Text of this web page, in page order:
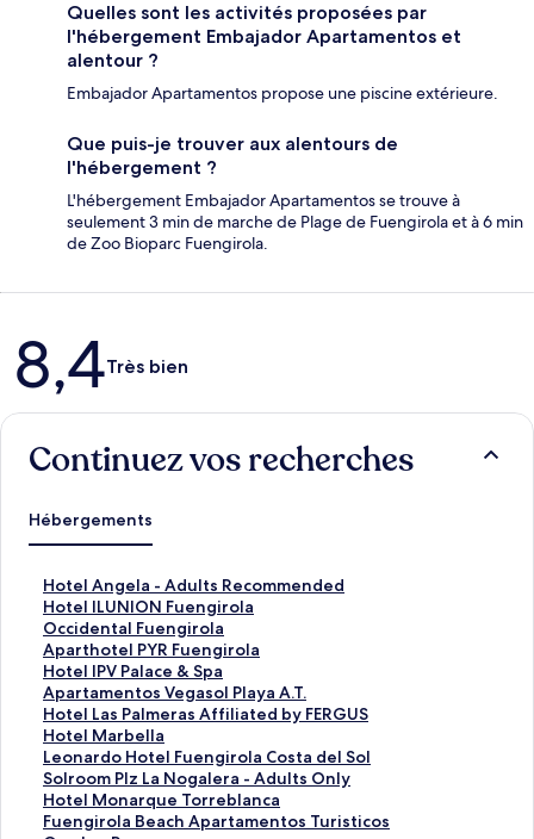
Quelles sont les activités proposées par
l'hébergement Embajador Apartamentos et
alentour ?
Embajador Apartamentos propose une piscine extérieure.
Que puis-je trouver aux alentours de
l'hébergement ?
L'hébergement Embajador Apartamentos se trouve à
seulement 3 min de marche de Plage de Fuengirola et à 6 min
de Zoo Bioparc Fuengirola.
Avis
8,4Très bien
Continuez vos recherches
Hébergements
Hotel Angela - Adults Recommended
L
i
e
n
o
u
v
r
a
n
t
l
Hotel ILUNION Fuengirola
L
i
e
n
o
u
v
r
a
n
t
Occidental Fuengirola
L
i
e
n
o
u
v
r
a
n
Aparthotel PYR Fuengirola
L
i
e
n
o
u
v
r
a
Hotel IPV Palace & Spa
L
i
e
n
o
u
v
r
Apartamentos Vegasol Playa A.T.
L
i
e
n
o
u
v
Hotel Las Palmeras Affiliated by FERGUS
L
i
e
n
o
u
Hotel Marbella
L
i
e
n
o
Leonardo Hotel Fuengirola Costa del Sol
L
i
e
n
Solroom Plz La Nogalera - Adults Only
L
i
e
Hotel Monarque Torreblanca
L
iFuengirola Beach Apartamentos Turisticos
L